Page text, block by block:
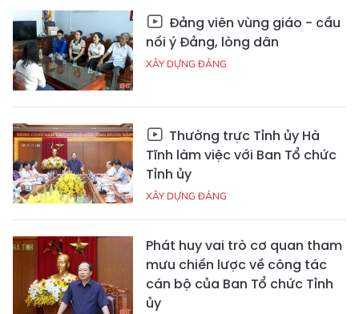
Đảng viên vùng giáo - cầu
nối ý Đảng, lòng dân
XÂY DỰNG ĐẢNG
Thường trực Tỉnh ủy Hà
Tĩnh làm việc với Ban Tổ chức
Tỉnh ủy
XÂY DỰNG ĐẢNG
Phát huy vai trò cơ quan tham
mưu chiến lược về công tác
cán bộ của Ban Tổ chức Tỉnh
ủy